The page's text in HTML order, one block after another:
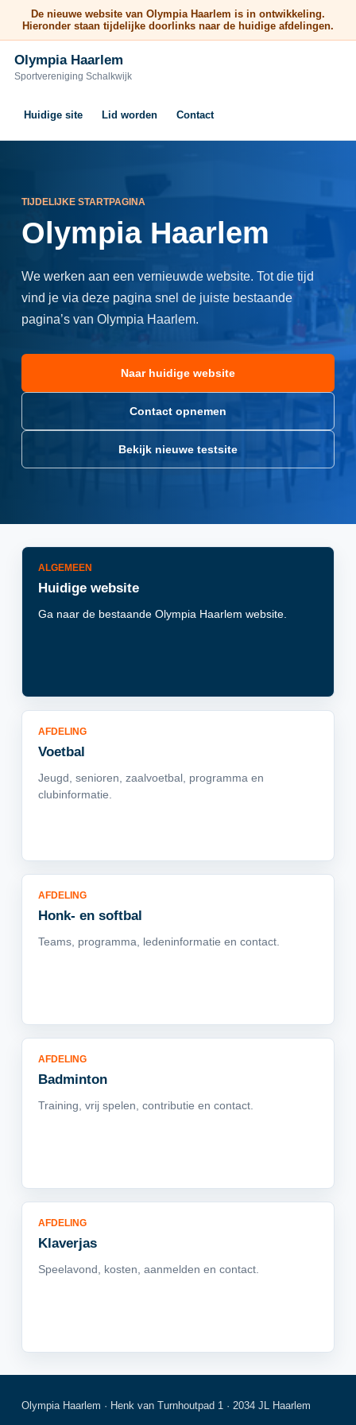
De nieuwe website van Olympia Haarlem is in ontwikkeling.
Hieronder staan tijdelijke doorlinks naar de huidige afdelingen.
Olympia Haarlem
Sportvereniging Schalkwijk
Huidige site Lid worden Contact
TIJDELIJKE STARTPAGINA
Olympia Haarlem
We werken aan een vernieuwde website. Tot die tijd
vind je via deze pagina snel de juiste bestaande
pagina’s van Olympia Haarlem.
Naar huidige website
Contact opnemen
Bekijk nieuwe testsite
ALGEMEEN
Huidige website
Ga naar de bestaande Olympia Haarlem website.
AFDELING
Voetbal
Jeugd, senioren, zaalvoetbal, programma en
clubinformatie.
AFDELING
Honk- en softbal
Teams, programma, ledeninformatie en contact.
AFDELING
Badminton
Training, vrij spelen, contributie en contact.
AFDELING
Klaverjas
Speelavond, kosten, aanmelden en contact.
Olympia Haarlem · Henk van Turnhoutpad 1 · 2034 JL Haarlem